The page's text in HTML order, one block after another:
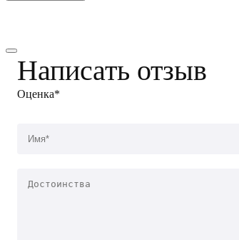
Написать отзыв
Оценка*